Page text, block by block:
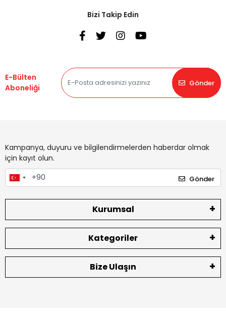
Bizi Takip Edin
E-Bülten
Aboneliği
Gönder
Kampanya, duyuru ve bilgilendirmelerden haberdar olmak
için kayıt olun.
Gönder
Kurumsal
Kategoriler
Bize Ulaşın